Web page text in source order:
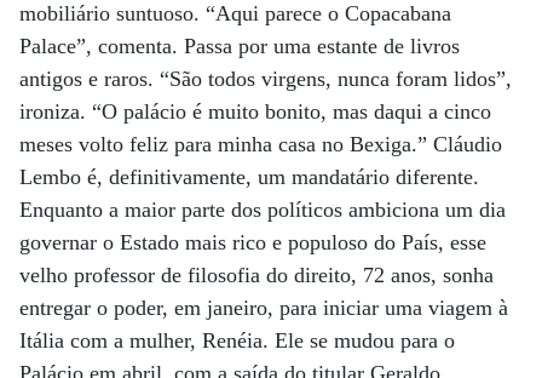
mobiliário suntuoso. “Aqui parece o Copacabana
Palace”, comenta. Passa por uma estante de livros
antigos e raros. “São todos virgens, nunca foram lidos”,
ironiza. “O palácio é muito bonito, mas daqui a cinco
meses volto feliz para minha casa no Bexiga.” Cláudio
Lembo é, definitivamente, um mandatário diferente.
Enquanto a maior parte dos políticos ambiciona um dia
governar o Estado mais rico e populoso do País, esse
velho professor de filosofia do direito, 72 anos, sonha
entregar o poder, em janeiro, para iniciar uma viagem à
Itália com a mulher, Renéia. Ele se mudou para o
Palácio em abril, com a saída do titular Geraldo